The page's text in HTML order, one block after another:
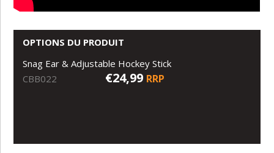
OPTIONS DU PRODUIT
Snag Ear & Adjustable Hockey Stick
CBB022
€24,99 RRP